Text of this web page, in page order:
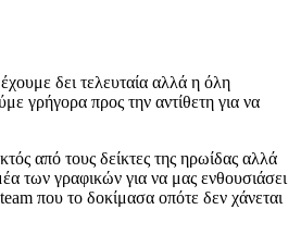
δει τελευταία αλλά η όλη
γρήγορα προς την αντίθετη για να
από τους δείκτες της ηρωίδας αλλά
των γραφικών για να μας ενθουσιάσει
που το δοκίμασα οπότε δεν χάνεται